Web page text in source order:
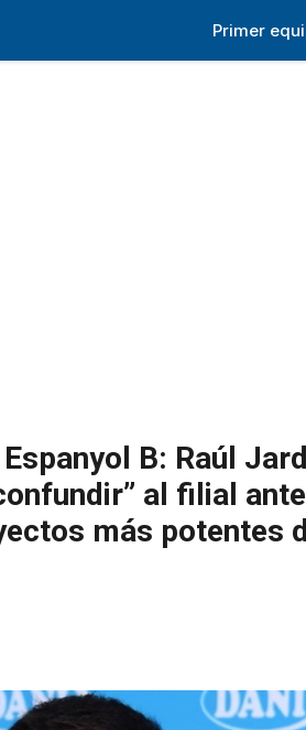
Primer
B: Raúl
al filial
más potentes